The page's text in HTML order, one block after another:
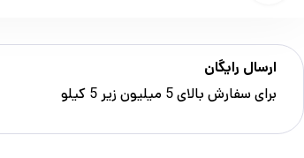
ارسال رایگان
برای سفارش‌ بالای 5 میلیون زیر 5 کیلو